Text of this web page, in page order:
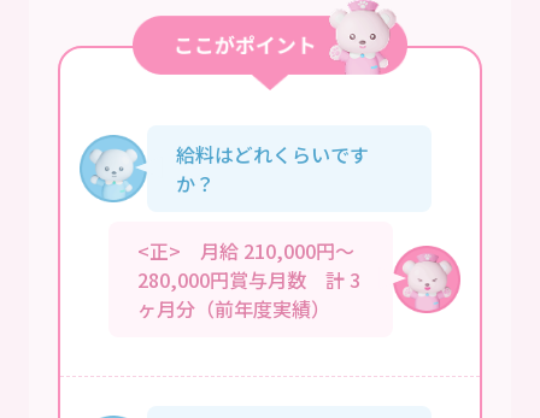
給料はどれくらいです
か？
<正> 月給 210,000円～
280,000円賞与月数 計 3
ヶ月分（前年度実績）